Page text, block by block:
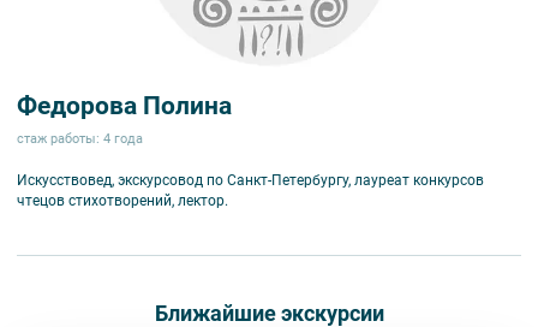
Федорова Полина
стаж работы: 4 года
Искусствовед, экскурсовод по Санкт-Петербургу, лауреат конкурсов
чтецов стихотворений, лектор.
Ближайшие экскурсии